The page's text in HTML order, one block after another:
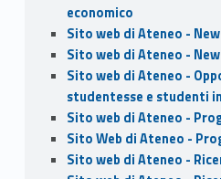
economico
Sito web di Ateneo -
Sito web di Ateneo -
Sito web di Ateneo -
studentesse e studenti
Sito web di Ateneo -
Sito Web di Ateneo -
Sito web di Ateneo -